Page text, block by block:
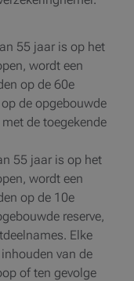
55 jaar is op het
wordt een
op de 60e
de opgebouwde
de toegekende
55 jaar is op het
wordt een
op de 10e
reserve,
Elke
van de
of ten gevolge